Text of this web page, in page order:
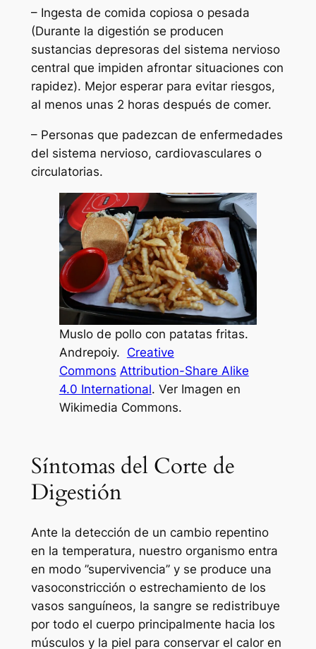
– Ingesta de comida copiosa o pesada
(Durante la digestión se producen
sustancias depresoras del sistema nervioso
central que impiden afrontar situaciones con
rapidez). Mejor esperar para evitar riesgos,
al menos unas 2 horas después de comer.
– Personas que padezcan de enfermedades
del sistema nervioso, cardiovasculares o
circulatorias.
Muslo de pollo con patatas fritas.
Andrepoiy. Creative
Commons Attribution-Share Alike
4.0 International. Ver Imagen en
Wikimedia Commons.
Síntomas del Corte de
Digestión
Ante la detección de un cambio repentino
en la temperatura, nuestro organismo entra
en modo ’’supervivencia’’ y se produce una
vasoconstricción o estrechamiento de los
vasos sanguíneos, la sangre se redistribuye
por todo el cuerpo principalmente hacia los
músculos y la piel para conservar el calor en